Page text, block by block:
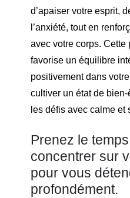
d’apaiser votre esprit,
l’anxiété, tout en
avec votre corps. Cette
favorise un équilibre
positivement dans
cultiver un état de
les défis avec calme et
Prenez le
concentrer sur
pour vous
profondément.